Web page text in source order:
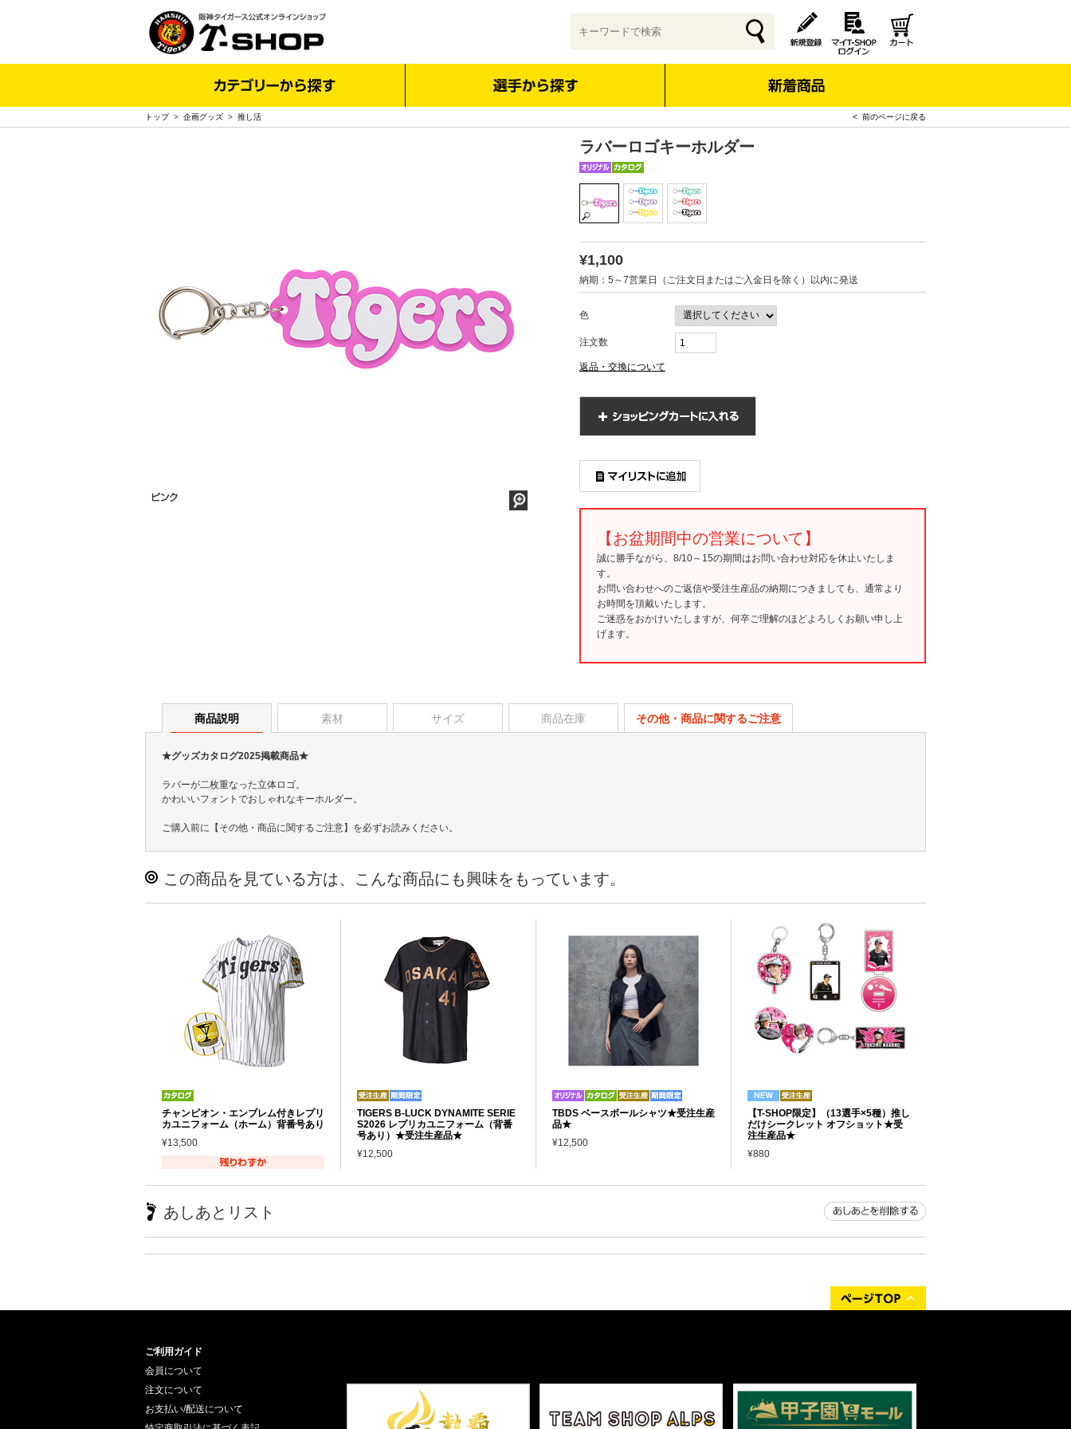
トップ> 企画グッズ > 推し活 < 前のページに戻る
ラバーロゴキーホルダー
¥1,100
納期：5～7営業日（ご注文日またはご入金日を除く）以内に発送
色
注文数
返品・交換について
【お盆期間中の営業について】
誠に勝手ながら、8/10～15の期間はお問い合わせ対応を休止いたしま
す。
お問い合わせへのご返信や受注生産品の納期につきましても、通常より
お時間を頂戴いたします。
ご迷惑をおかけいたしますが、何卒ご理解のほどよろしくお願い申し上
げます。
商品説明 素材 サイズ 商品在庫 その他・商品に関するご注意
★グッズカタログ2025掲載商品★
ラバーが二枚重なった立体ロゴ。
かわいいフォントでおしゃれなキーホルダー。
ご購入前に【その他・商品に関するご注意】を必ずお読みください。
この商品を見ている方は、こんな商品にも興味をもっています。
チャンピオン・エンブレム付きレプリ
カユニフォーム（ホーム）背番号あり
¥13,500
TIGERS B-LUCK DYNAMITE SERIE
S2026 レプリカユニフォーム（背番
号あり）★受注生産品★
¥12,500
TBDS ベースボールシャツ★受注生産
品★
¥12,500
【T-SHOP限定】（13選手×5種）推し
だけシークレット オフショット★受
注生産品★
¥880
あしあとリスト
ご利用ガイド
会員について
注文について
お支払い/配送について